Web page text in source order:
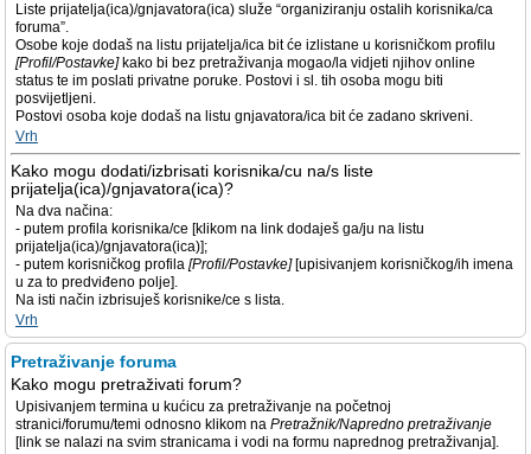
Liste prijatelja(ica)/gnjavatora(ica) služe “organiziranju ostalih korisnika/ca
foruma”.
Osobe koje dodaš na listu prijatelja/ica bit će izlistane u korisničkom profilu
[Profil/Postavke]kako bi bez pretraživanja mogao/la vidjeti njihov online
status te im poslati privatne poruke. Postovi i sl. tih osoba mogu biti
posvijetljeni.
Postovi osoba koje dodaš na listu gnjavatora/ica bit će zadano skriveni.
Vrh
Kako mogu dodati/izbrisati korisnika/cu na/s liste
prijatelja(ica)/gnjavatora(ica)?
Na dva načina:
- putem profila korisnika/ce [klikom na link dodaješ ga/ju na listu
prijatelja(ica)/gnjavatora(ica)];
- putem korisničkog profila [Profil/Postavke][upisivanjem korisničkog/ih imena
u za to predviđeno polje].
Na isti način izbrisuješ korisnike/ce s lista.
Vrh
Pretraživanje foruma
Kako mogu pretraživati forum?
Upisivanjem termina u kućicu za pretraživanje na početnoj
stranici/forumu/temi odnosno klikom na Pretražnik/Napredno pretraživanje
[link se nalazi na svim stranicama i vodi na formu naprednog pretraživanja].